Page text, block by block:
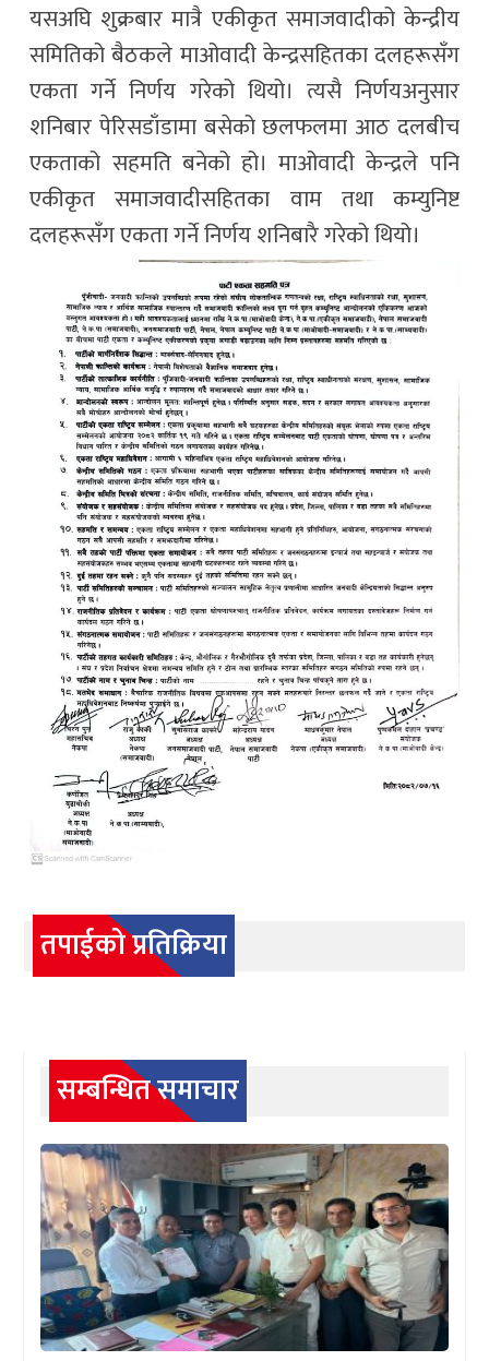
यसअघि शुक्रबार मात्रै एकीकृत समाजवादीको केन्द्रीय
समितिको बैठकले माओवादी केन्द्रसहितका दलहरूसँग
एकता गर्ने निर्णय गरेको थियो। त्यसै निर्णयअनुसार
शनिबार पेरिसडाँडामा बसेको छलफलमा आठ दलबीच
एकताको सहमति बनेको हो। माओवादी केन्द्रले पनि
एकीकृत समाजवादीसहितका वाम तथा कम्युनिष्ट
दलहरूसँग एकता गर्ने निर्णय शनिबारै गरेको थियो।
तपाईको प्रतिक्रिया
सम्बन्धित समाचार